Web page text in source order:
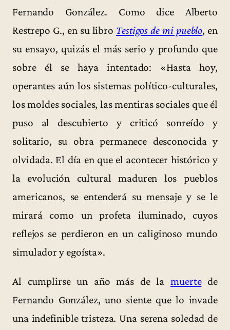
Fernando González. Como dice Alberto
Restrepo G., en su libro Testigos de mi pueblo, en
su ensayo, quizás el más serio y profundo que
sobre él se haya intentado: «Hasta hoy,
operantes aún los sistemas político-culturales,
los moldes sociales, las mentiras sociales que él
puso al descubierto y criticó sonreído y
solitario, su obra permanece desconocida y
olvidada. El día en que el acontecer histórico y
la evolución cultural maduren los pueblos
americanos, se entenderá su mensaje y se le
mirará como un profeta iluminado, cuyos
reflejos se perdieron en un caliginoso mundo
simulador y egoísta».
Al cumplirse un año más de lamuertede
Fernando González, uno siente que lo invade
una indefinible tristeza. Una serena soledad de